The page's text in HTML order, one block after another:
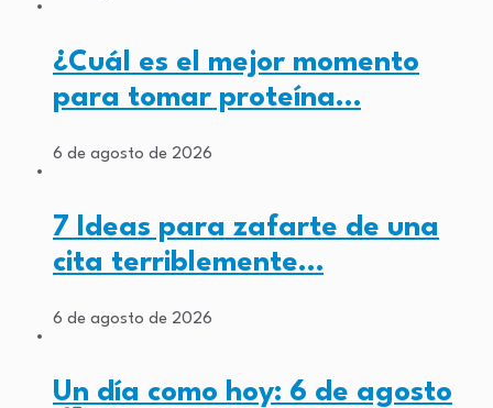
¿Cuál es el mejor momento
para tomar proteína…
6 de agosto de 2026
7 Ideas para zafarte de una
cita terriblemente…
6 de agosto de 2026
Un día como hoy: 6 de agosto